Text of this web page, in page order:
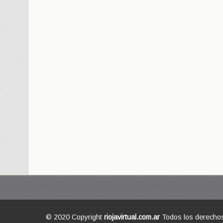
© 2020 Copyright riojavirtual.com.ar Todos los